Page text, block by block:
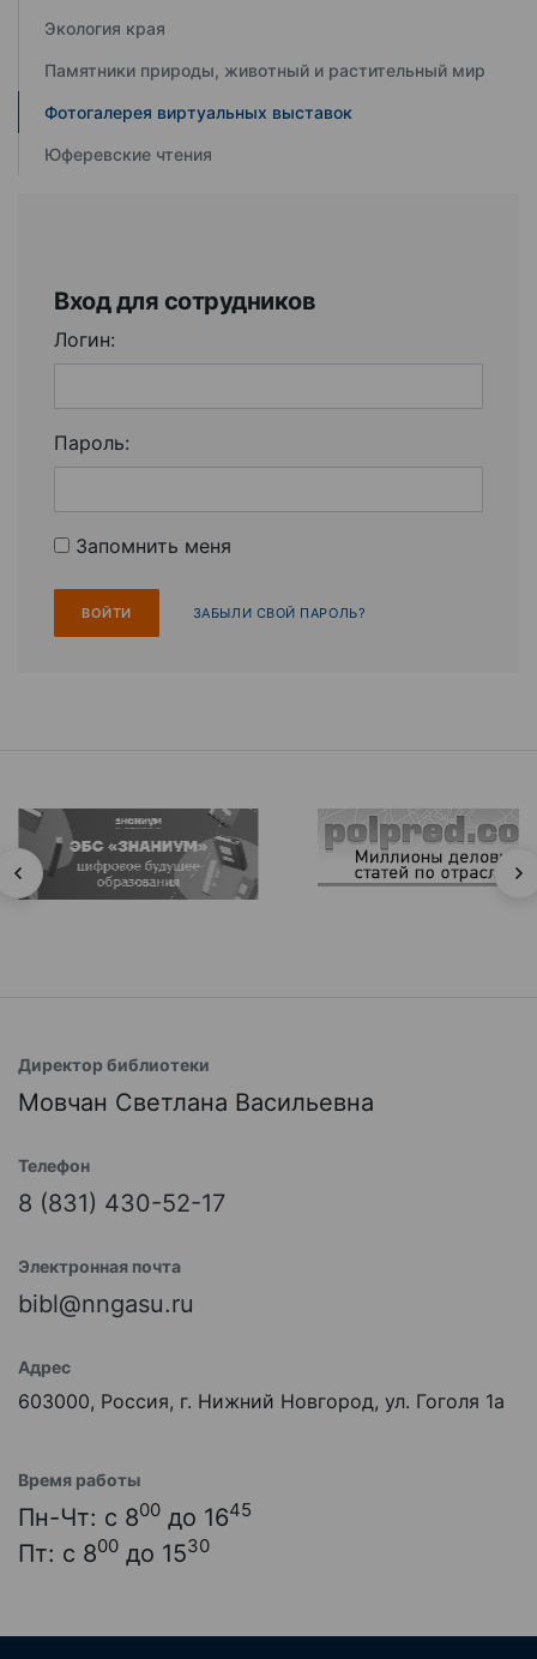
Экология края
Памятники природы, животный и растительный мир
Фотогалерея виртуальных выставок
Юферевские чтения
Вход для сотрудников
Логин:
Пароль:
Запомнить меня
ЗАБЫЛИ СВОЙ ПАРОЛЬ?
Директор библиотеки
Мовчан Светлана Васильевна
Телефон
8 (831) 430-52-17
Электронная почта
bibl@nngasu.ru
Адрес
603000, Россия, г. Нижний Новгород, ул. Гоголя 1а
Время работы
Пн-Чт: с 800 до 1645
Пт: с 800 до 1530